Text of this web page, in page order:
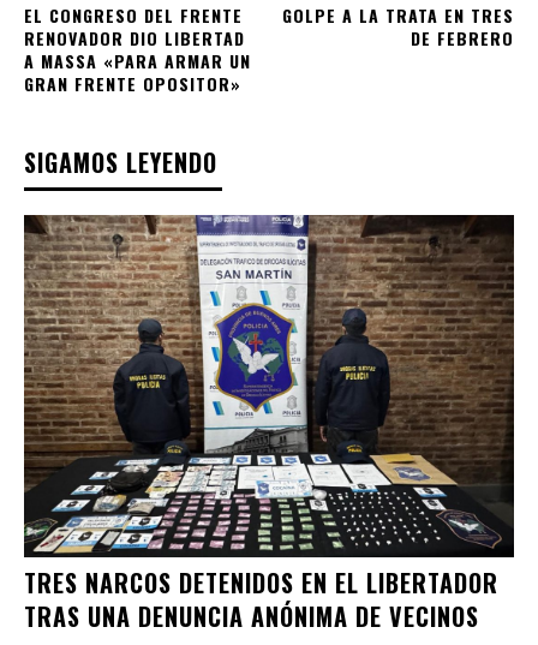
EL CONGRESO DEL FRENTE
RENOVADOR DIO LIBERTAD
A MASSA «PARA ARMAR UN
GRAN FRENTE OPOSITOR»
GOLPE A LA TRATA EN TRES
DE FEBRERO
SIGAMOS LEYENDO
TRES NARCOS DETENIDOS EN EL LIBERTADOR
TRAS UNA DENUNCIA ANÓNIMA DE VECINOS